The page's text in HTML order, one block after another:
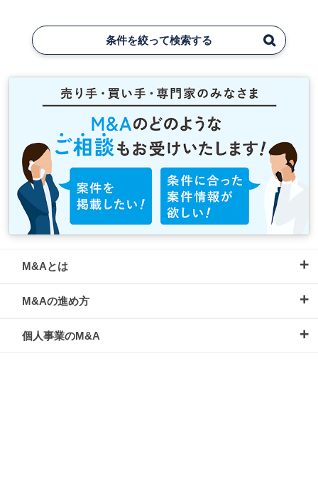
条件を絞って検索する
M&Aとは
M&Aの進め方
個人事業のM&A